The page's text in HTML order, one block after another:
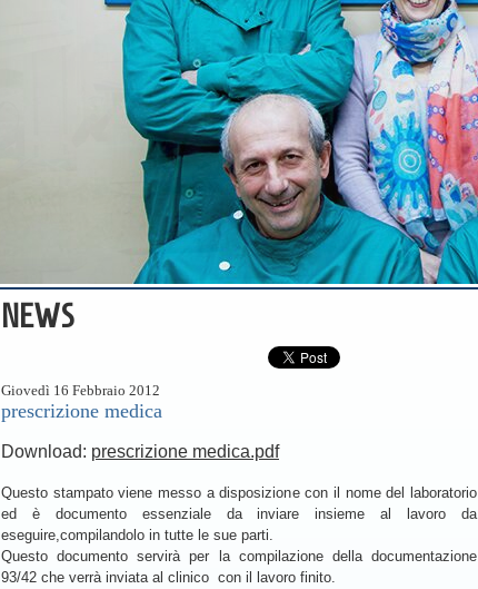
NEWS
Giovedì 16 Febbraio 2012
prescrizione medica
Download: prescrizione medica.pdf
Questo stampato viene messo a disposizione con il nome del laboratorio
ed è documento essenziale da inviare insieme al lavoro da
eseguire,compilandolo in tutte le sue parti.
Questo documento servirà per la compilazione della documentazione
93/42 che verrà inviata al clinico con il lavoro finito.